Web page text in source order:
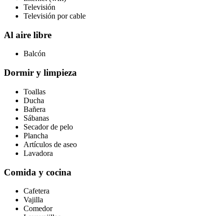
Televisión
Televisión por cable
Al aire libre
Balcón
Dormir y limpieza
Toallas
Ducha
Bañera
Sábanas
Secador de pelo
Plancha
Artículos de aseo
Lavadora
Comida y cocina
Cafetera
Vajilla
Comedor